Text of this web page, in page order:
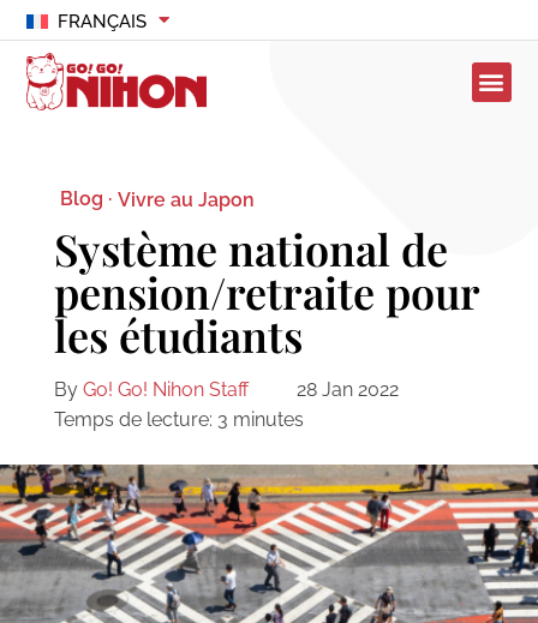
FRANÇAIS
Blog · Vivre au Japon
Système national de
pension/retraite pour
les étudiants
By Go! Go! Nihon Staff
28 Jan 2022
Temps de lecture: 3 minutes